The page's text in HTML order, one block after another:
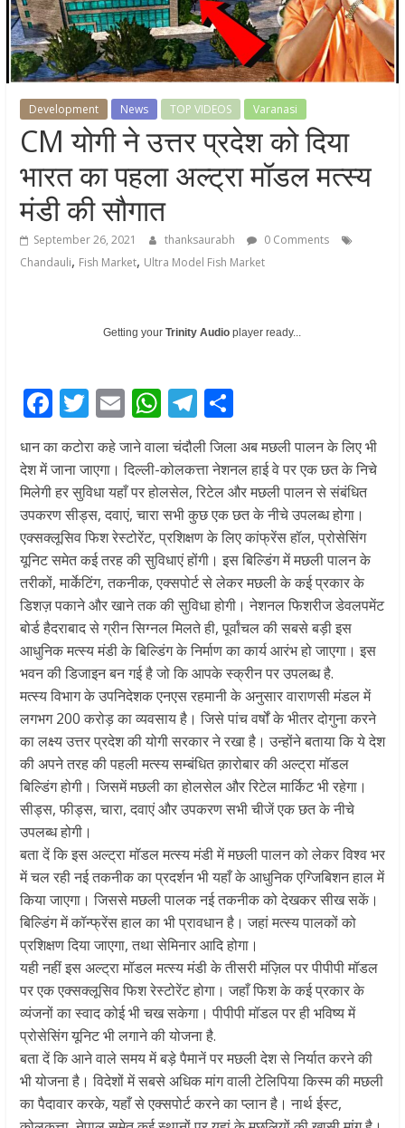
Development News TOP VIDEOS Varanasi
CM योगी ने उत्तर प्रदेश को दिया
भारत का पहला अल्ट्रा मॉडल मत्स्य
मंडी की सौगात
September 26, 2021 thanksaurabh
0 Comments
Chandauli, Fish Market, Ultra Model Fish Market
Getting your Trinity Audioplayer ready...
F
ac
e
b
o
o
k
T
w
itt
er
E
m
ai
l
W
at
s
A
p
p
T
el
e
gr
a
m
S
ar
e
धान का कटोरा कहे जाने वाला चंदौली जिला अब मछली पालन के लिए भी
देश में जाना जाएगा। दिल्ली-कोलकत्ता नेशनल हाई वे पर एक छत के निचे
मि‍लेगी हर सुवि‍धा यहाँ पर होलसेल, रिटेल और मछली पालन से संबंधित
उपकरण सीड्स, दवाएं, चारा सभी कुछ एक छत के नीचे उपलब्ध होगा।
एक्सक्लूसिव फिश रेस्टोरेंट, प्रशिक्षण के लिए कांफ्रेंस हॉल, प्रोसेसिंग
यूनिट समेत कई तरह की सुविधाएं होंगी। इस बिल्डिंग में मछली पालन के
तरीकों, मार्केटिंग, तकनीक, एक्सपोर्ट से लेकर मछली के कई प्रकार के
डिशज़ पकाने और खाने तक की सुविधा होगी। नेशनल फिशरीज डेवलपमेंट
बोर्ड हैदराबाद से ग्रीन सिग्नल मिलते ही, पूर्वांचल की सबसे बड़ी इस
आधुनिक मत्स्य मंडी के बिल्डिंग के निर्माण का कार्य आरंभ हो जाएगा। इस
भवन की डिजाइन बन गई है जो कि आपके स्क्रीन पर उपलब्ध है.
मत्स्य विभाग के उपनिदेशक एनएस रहमानी के अनुसार वाराणसी मंडल में
लगभग 200 करोड़ का व्यवसाय है। जिसे पांच वर्षों के भीतर दोगुना करने
का लक्ष्य उत्तर प्रदेश की योगी सरकार ने रखा है। उन्होंने बताया कि ये देश
की अपने तरह की पहली मत्स्य सम्बंधित क़ारोबार की अल्ट्रा मॉडल
बिल्डिंग होगी। जिसमें मछली का होलसेल और रिटेल मार्किट भी रहेगा।
सीड्स, फीड्स, चारा, दवाएं और उपकरण सभी चीजें एक छत के नीचे
उपलब्ध होगी।
बता दें कि इस अल्ट्रा मॉडल मत्स्य मंडी में मछली पालन को लेकर विश्व भर
में चल रही नई तकनीक का प्रदर्शन भी यहाँ के आधुनिक एग्‍जि‍बिशन हाल में
किया जाएगा। जिससे मछली पालक नई तकनीक को देखकर सीख सकें।
बिल्डिंग में कॉन्फ्रेंस हाल का भी प्रावधान है। जहां मत्स्य पालकों को
प्रशिक्षण दिया जाएगा, तथा सेमिनार आदि होगा।
यही नहीं इस अल्ट्रा मॉडल मत्स्य मंडी के तीसरी मंज़िल पर पीपीपी मॉडल
पर एक एक्सक्लूसिव फिश रेस्टोरेंट होगा। जहाँ फिश के कई प्रकार के
व्यंजनों का स्वाद कोई भी चख सकेगा। पीपीपी मॉडल पर ही भविष्य में
प्रोसेसिंग यूनिट भी लगाने की योजना है.
बता दें कि आने वाले समय में बड़े पैमानें पर मछली देश से निर्यात करने की
भी योजना है। विदेशों में सबसे अधिक मांग वाली टेलिपिया किस्म की मछली
का पैदावार करके, यहाँ से एक्सपोर्ट करने का प्लान है। नार्थ ईस्ट,